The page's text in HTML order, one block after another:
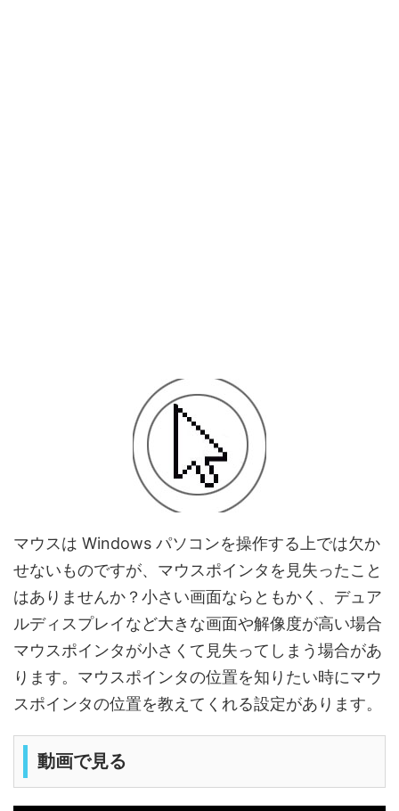
マウスは Windows パソコンを操作する上では欠か
せないものですが、マウスポインタを見失ったこと
はありませんか？小さい画面ならともかく、デュア
ルディスプレイなど大きな画面や解像度が高い場合
マウスポインタが小さくて見失ってしまう場合があ
ります。マウスポインタの位置を知りたい時にマウ
スポインタの位置を教えてくれる設定があります。
動画で見る